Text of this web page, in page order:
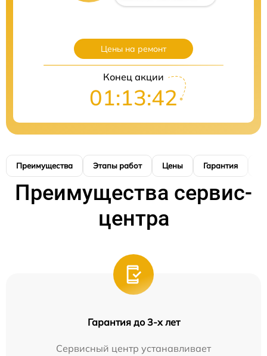
Цены на ремонт
Конец акции
01:13:41
Преимущества Этапы работ Цены Гарантия
Преимущества сервис-
центра
Гарантия до 3-х лет
Сервисный центр устанавливает